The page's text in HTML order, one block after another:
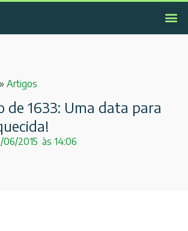
» Artigos
de 1633: Uma data para
06/2015 às 14:06